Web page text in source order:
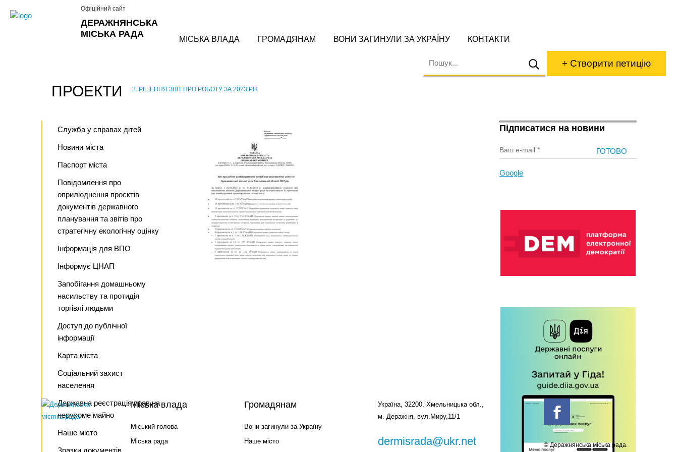
ДЕРАЖНЯНСЬКА
МІСЬКА РАДА
Офіційний сайт
МІСЬКА ВЛАДА ГРОМАДЯНАМ ВОНИ ЗАГИНУЛИ ЗА УКРАЇНУ КОНТАКТИ
+ Створити петицію
ПРОЕКТИ 3. РІШЕННЯ ЗВІТ ПРО РОБОТУ ЗА 2023 РІК
Служба у справах дітей
Новини міста
Паспорт міста
Повідомлення про
оприлюднення проєктів
документів державного
планування та звітів про
стратегічну екологічну оцінку
Інформація для ВПО
Інформує ЦНАП
Запобігання домашньому
насильству та протидія
торгівлі людьми
Доступ до публічної
інформації
Карта міста
Соціальний захист
населення
Державна реєстрація прав на
нерухоме майно
Наше місто
Зразки документів
Підписатися на новини
Google
Міська влада
Міський голова
Міська рада
Громадянам
Вони загинули за Україну
Наше місто
Україна, 32200, Хмельницька обл.,
м. Деражня, вул.Миру,11/1
dermisrada@ukr.net
© Деражнянська міська рада.